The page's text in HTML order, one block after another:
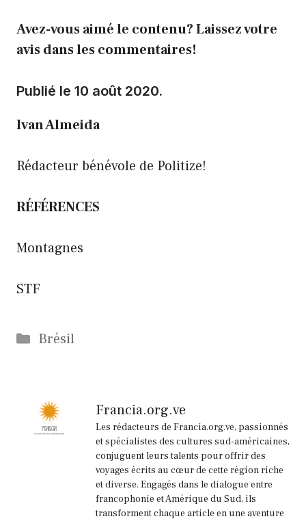
Avez-vous aimé le contenu? Laissez votre
avis dans les commentaires!
Publié le 10 août 2020.
Ivan Almeida
Rédacteur bénévole de Politize!
RÉFÉRENCES
Montagnes
STF
Catégories
Brésil
Francia.org.ve
Les rédacteurs de Francia.org.ve, passionnés
et spécialistes des cultures sud-américaines,
conjuguent leurs talents pour offrir des
voyages écrits au cœur de cette région riche
et diverse. Engagés dans le dialogue entre
francophonie et Amérique du Sud, ils
transforment chaque article en une aventure